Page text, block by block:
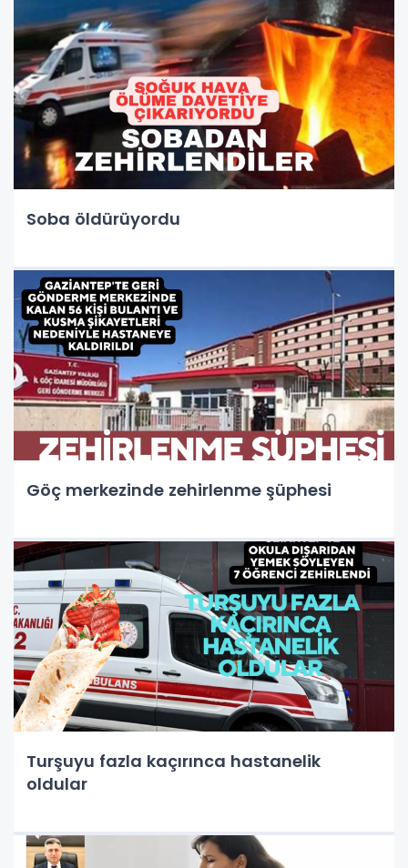
Soba öldürüyordu
Göç merkezinde zehirlenme şüphesi
Turşuyu fazla kaçırınca hastanelik
oldular